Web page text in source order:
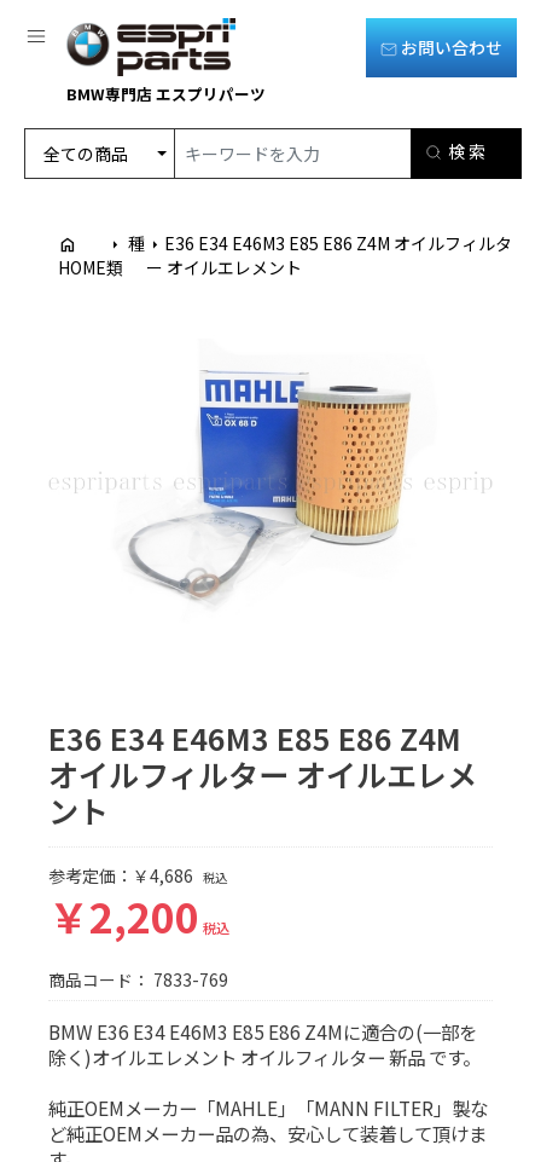
BMW専門店 エスプリパーツ
お問い合わせ
home
HOME
arrow_right 種
類
arrow_right E36 E34 E46M3 E85 E86 Z4M オイルフィルタ
ー オイルエレメント
E36 E34 E46M3 E85 E86 Z4M
オイルフィルター オイルエレメ
ント
参考定価：￥4,686 税込
￥2,200 税込
商品コード： 7833-769
BMW E36 E34 E46M3 E85 E86 Z4Mに適合の(一部を
除く)オイルエレメント オイルフィルター 新品 です。
純正OEMメーカー「MAHLE」「MANN FILTER」製な
ど純正OEMメーカー品の為、安心して装着して頂けま